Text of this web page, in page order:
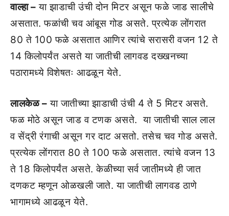
वाल्‍हा – या झाडाची उंची दोन मिटर असून फळे जाड सालीचे
असतात. फळांची चव आंबूस गोड असते. प्रत्‍येक लोंगरात
80 ते 100 फळे असतात आणिर त्‍यांचे सरासरी वजन 12 ते
14 किलोपर्यंत असते या जातीची लागवड दख्‍खनच्‍या
पठारामध्‍ये विशेषतः आढळून येते.
लालकेळ – या जातीच्‍या झाडाची उंची 4 ते 5 मिटर असते.
फळ मोठे असून जाड व टणक असते. या जातीची साल लाल
व सेंद्री रंगाची असून गर दाट असतो. तसेच चव गोड असते.
प्रत्‍येक लोंगरात 80 ते 100 फळे असतात. त्‍यांचे वजन 13
ते 18 किलोपर्यंत असते. केळीच्‍या सर्व जातीमध्‍ये ही जात
दणकट म्‍हणून ओळखली जाते. या जातीची लागवड ठाणे
भागामध्‍ये आढळून येते.